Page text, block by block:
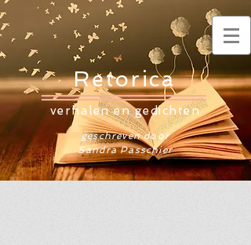
Retorica
verhalen en gedichten
geschreven door
Sandra Passchier